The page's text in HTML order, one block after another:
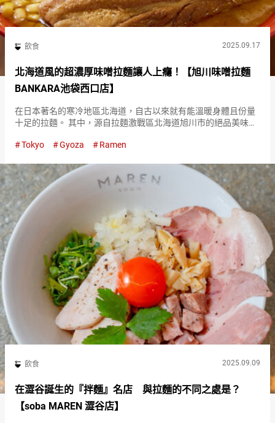
飲食 2025.09.17
北海道風的超濃厚味噌拉麵讓人上癮！【旭川味噌拉麵
BANKARA池袋西口店】
在日本著名的寒冷地區北海道，自古以來就有能溫暖身體且份量
十足的拉麵。 其中，源自拉麵激戰區北海道旭川市的絕品美味，
Bankara）』。 北海道的味噌拉麵特色在於，…
Tokyo Gyoza Ramen
飲食 2025.09.09
在澀谷誕生的『拌麵』名店 與拉麵的不同之處是？
【soba MAREN 澀谷店】